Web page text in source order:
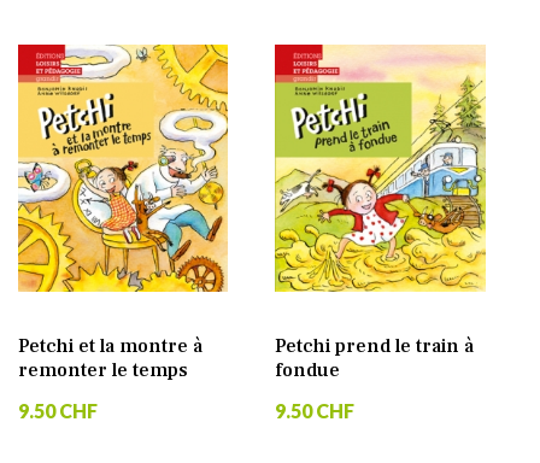
Petchi et la montre à
remonter le temps
9.50 CHF
Petchi prend le train à
fondue
9.50 CHF